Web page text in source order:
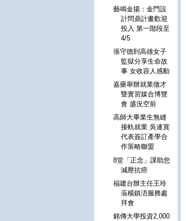
藝鳴金揚：金門設
計問鼎計畫歡迎
投入 第一階段至
4/5
張守德到高雄女子
監獄分享生命故
事 女收容人感動
嘉藥舉辦就業徵才
暨實習媒合博覽
會 盛況空前
高師大畢業生無縫
接軌就業 吳連賞
代表簽訂產學合
作策略聯盟
8堂「正念」課助您
減壓抗癌
福建台辦主任王玲
蒞楊鎮浯服務處
拜會
銘傳大學投資2,000